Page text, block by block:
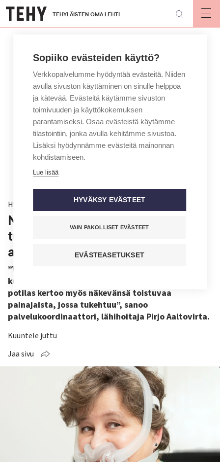
Hyppää
pääsisältöön
TEHYLÄISTEN OMA LEHTI
Hyvinvointi
Näetkö painajaisia, joissa
tukehdut? Tästä laitteesta voi olla
apua
”Vaimo patistaa miehen lääkäriin, kun huolestuu
kuorsaamisesta ja hengityskatkoksista. Moni
potilas kertoo myös näkevänsä toistuvaa
painajaista, jossa tukehtuu”, sanoo
palvelukoordinaattori, lähihoitaja Pirjo Aaltovirta.
Kuuntele juttu
Jaa sivu
Sopiiko evästeiden käyttö?
Verkkopalvelumme hyödyntää evästeitä. Niiden
avulla sivuston käyttäminen on sinulle helppoa
ja kätevää. Evästeitä käytämme sivuston
toimivuuden ja käyttökokemuksen
parantamiseksi. Osaa evästeistä käytämme
tilastointiin, jonka avulla kehitämme sivustoa.
Lisäksi hyödynnämme evästeitä mainonnan
kohdistamiseen.
Lue lisää
HYVÄKSY EVÄSTEET
VAIN PAKOLLISET EVÄSTEET
EVÄSTEASETUKSET